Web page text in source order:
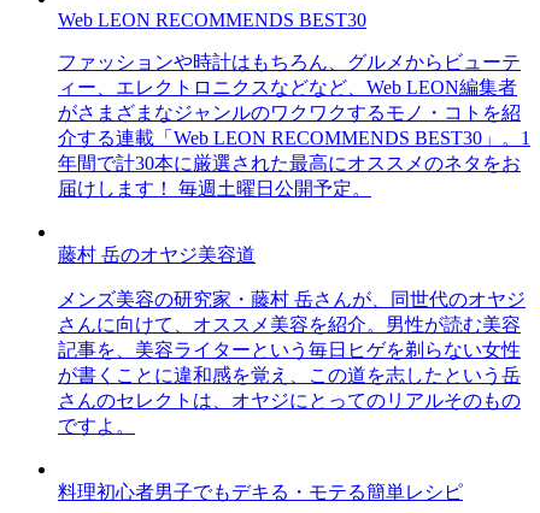
Web LEON RECOMMENDS BEST30
ファッションや時計はもちろん、グルメからビューテ
ィー、エレクトロニクスなどなど、Web LEON編集者
がさまざまなジャンルのワクワクするモノ・コトを紹
介する連載「Web LEON RECOMMENDS BEST30」。1
年間で計30本に厳選された最高にオススメのネタをお
届けします！ 毎週土曜日公開予定。
藤村 岳のオヤジ美容道
メンズ美容の研究家・藤村 岳さんが、同世代のオヤジ
さんに向けて、オススメ美容を紹介。男性が読む美容
記事を、美容ライターという毎日ヒゲを剃らない女性
が書くことに違和感を覚え、この道を志したという岳
さんのセレクトは、オヤジにとってのリアルそのもの
ですよ。
料理初心者男子でもデキる・モテる簡単レシピ